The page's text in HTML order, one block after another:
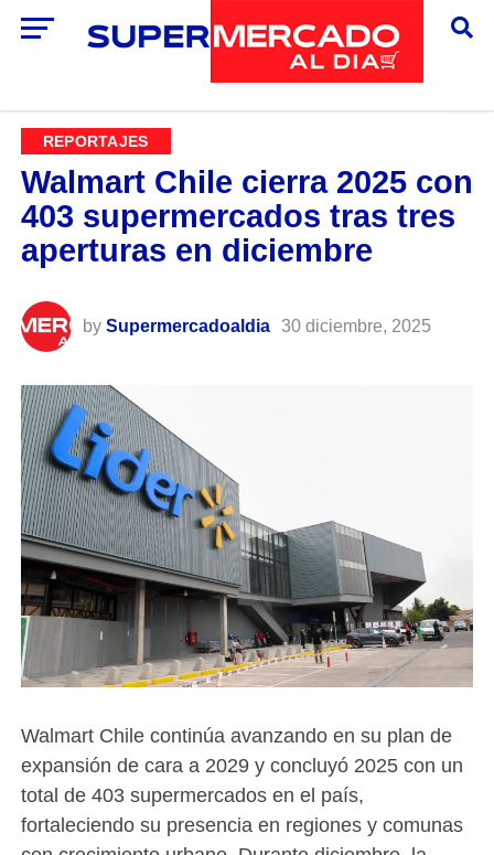
REPORTAJES
Walmart Chile cierra 2025 con
403 supermercados tras tres
aperturas en diciembre
by Supermercadoaldia 30 diciembre, 2025
Walmart Chile continúa avanzando en su plan de
expansión de cara a 2029 y concluyó 2025 con un
total de 403 supermercados en el país,
fortaleciendo su presencia en regiones y comunas